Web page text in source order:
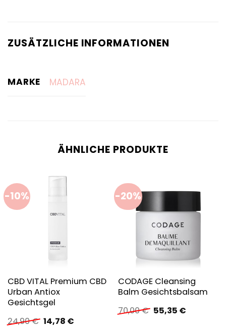
ZUSÄTZLICHE INFORMATIONEN
MARKE MADARA
ÄHNLICHE PRODUKTE
-10%
CBD VITAL Premium CBD
Urban Antiox
Gesichtsgel
24,90€ Ursprünglicher
14,78 €Aktueller
-20%
CODAGE Cleansing
Balm Gesichtsbalsam
70,00€ Ursprünglicher
Preis
55,35 €Aktueller